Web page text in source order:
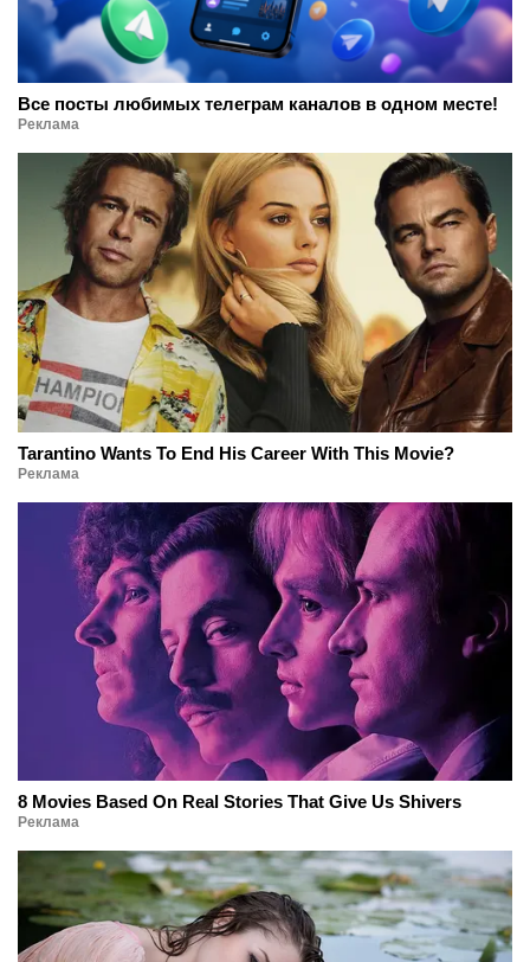
Все посты любимых телеграм каналов в одном месте!
Реклама
Tarantino Wants To End His Career With This Movie?
Реклама
8 Movies Based On Real Stories That Give Us Shivers
Реклама